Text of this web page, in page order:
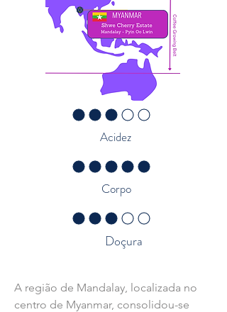
classificação média é 3 de 5
Acidez
classificação média é 5 de 5
Corpo
classificação média é 3 de 5
Doçura
A região de Mandalay, localizada no
centro de Myanmar, consolidou-se